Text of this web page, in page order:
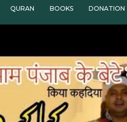
QURAN BOOKS DONATION